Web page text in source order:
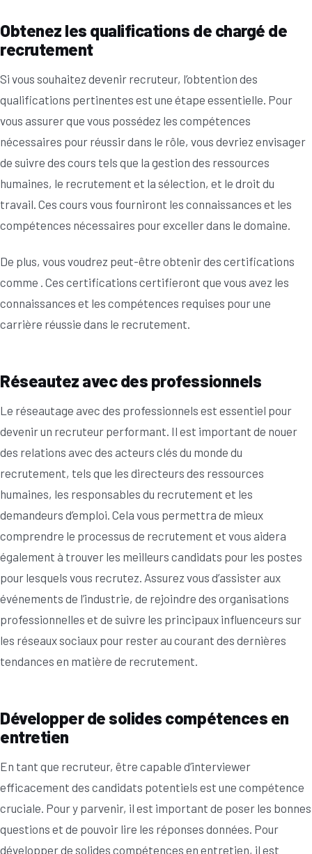
Obtenez les qualifications de chargé de
recrutement
Si vous souhaitez devenir recruteur, l’obtention des
qualifications pertinentes est une étape essentielle. Pour
vous assurer que vous possédez les compétences
nécessaires pour réussir dans le rôle, vous devriez envisager
de suivre des cours tels que la gestion des ressources
humaines, le recrutement et la sélection, et le droit du
travail. Ces cours vous fourniront les connaissances et les
compétences nécessaires pour exceller dans le domaine.
De plus, vous voudrez peut-être obtenir des certifications
comme . Ces certifications certifieront que vous avez les
connaissances et les compétences requises pour une
carrière réussie dans le recrutement.
Réseautez avec des professionnels
Le réseautage avec des professionnels est essentiel pour
devenir un recruteur performant. Il est important de nouer
des relations avec des acteurs clés du monde du
recrutement, tels que les directeurs des ressources
humaines, les responsables du recrutement et les
demandeurs d’emploi. Cela vous permettra de mieux
comprendre le processus de recrutement et vous aidera
également à trouver les meilleurs candidats pour les postes
pour lesquels vous recrutez. Assurez vous d’assister aux
événements de l’industrie, de rejoindre des organisations
professionnelles et de suivre les principaux influenceurs sur
les réseaux sociaux pour rester au courant des dernières
tendances en matière de recrutement.
Développer de solides compétences en
entretien
En tant que recruteur, être capable d’interviewer
efficacement des candidats potentiels est une compétence
cruciale. Pour y parvenir, il est important de poser les bonnes
questions et de pouvoir lire les réponses données. Pour
développer de solides compétences en entretien, il est